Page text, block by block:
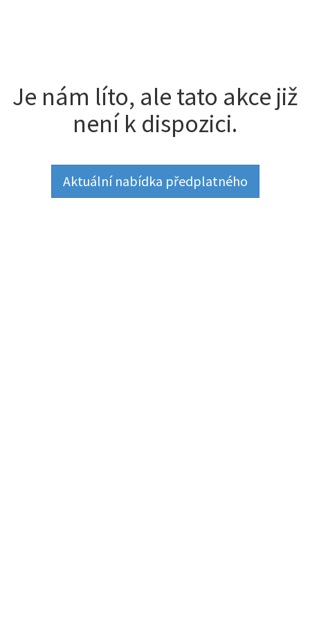
Je nám líto, ale tato akce již
není k dispozici.
Aktuální nabídka předplatného